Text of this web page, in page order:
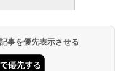
事を優先表示させる